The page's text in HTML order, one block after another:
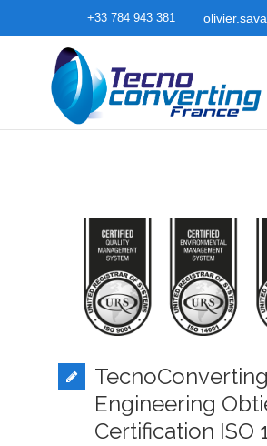
+33 784 943 381
TecnoConverting
Engineering
Certification ISO